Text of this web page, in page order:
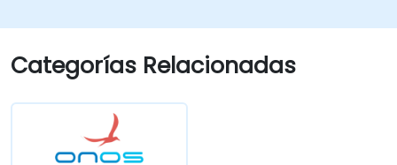
Monitorear, solucionar problemas y
optimizar las implementaciones de ONOS
para mejorar la escalabilidad y el
Integrar ONOS con la infraestructura y
herramientas de red existentes.
Planificar y ejecutar un proceso exitoso
Categorías Relacionadas